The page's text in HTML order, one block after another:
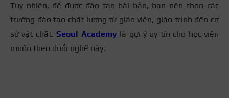
Tuy nhiên, để được đào tạo bài bản, bạn nên chọn các
trường đào tạo chất lượng từ giáo viên, giáo trình đến cơ
sở vật chất.Seoul Academy là gợi ý uy tín cho học viên
muốn theo đuổi nghề này.